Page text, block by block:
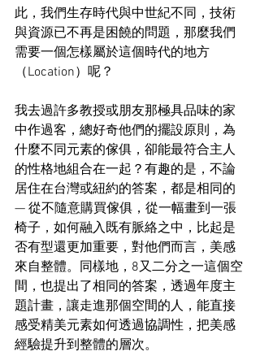
此，我們生存時代與中世紀不同，技術
與資源已不再是困饒的問題，那麼我們
需要一個怎樣屬於這個時代的地方
（Location）呢？
我去過許多教授或朋友那極具品味的家
中作過客，總好奇他們的擺設原則，為
什麼不同元素的傢俱，卻能最符合主人
的性格地組合在一起？有趣的是，不論
居住在台灣或紐約的答案，都是相同的
— 從不隨意購買傢俱，從一幅畫到一張
椅子，如何融入既有脈絡之中，比起是
否有型還更加重要，對他們而言，美感
來自整體。同樣地，8又二分之一這個空
間，也提出了相同的答案，透過年度主
題計畫，讓走進那個空間的人，能直接
感受精美元素如何透過協調性，把美感
經驗提升到整體的層次。